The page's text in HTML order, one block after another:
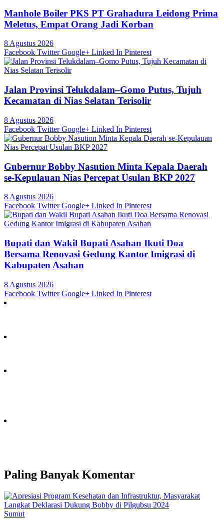
Manhole Boiler PKS PT Grahadura Leidong Prima
Meletus, Empat Orang Jadi Korban
8 Agustus 2026
Facebook Twitter Google+ Linked In Pinterest
Jalan Provinsi Telukdalam–Gomo Putus, Tujuh
Kecamatan di Nias Selatan Terisolir
8 Agustus 2026
Facebook Twitter Google+ Linked In Pinterest
Gubernur Bobby Nasution Minta Kepala Daerah
se-Kepulauan Nias Percepat Usulan BKP 2027
8 Agustus 2026
Facebook Twitter Google+ Linked In Pinterest
Bupati dan Wakil Bupati Asahan Ikuti Doa
Bersama Renovasi Gedung Kantor Imigrasi di
Kabupaten Asahan
8 Agustus 2026
Facebook Twitter Google+ Linked In Pinterest
Paling Banyak Komentar
Sumut